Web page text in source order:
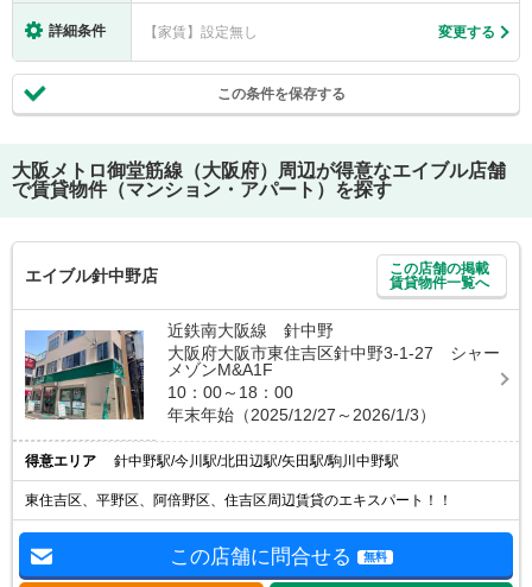
詳細条件 【家賃】設定無し 変更する
この条件を保存する
大阪メトロ御堂筋線（大阪府）
周辺が得意なエイブル店舗
で賃貸物件（マンション・アパート）を探す
エイブル針中野店
この店舗の掲載
賃貸物件一覧へ
近鉄南大阪線 針中野
大阪府大阪市東住吉区針中野3-1-27 シャー
メゾンM&A1F
10：00～18：00
年末年始（2025/12/27～2026/1/3）
得意エリア 針中野駅/今川駅/北田辺駅/矢田駅/駒川中野駅
東住吉区、平野区、阿倍野区、住吉区周辺賃貸のエキスパート！！
この店舗に問合せる 無料